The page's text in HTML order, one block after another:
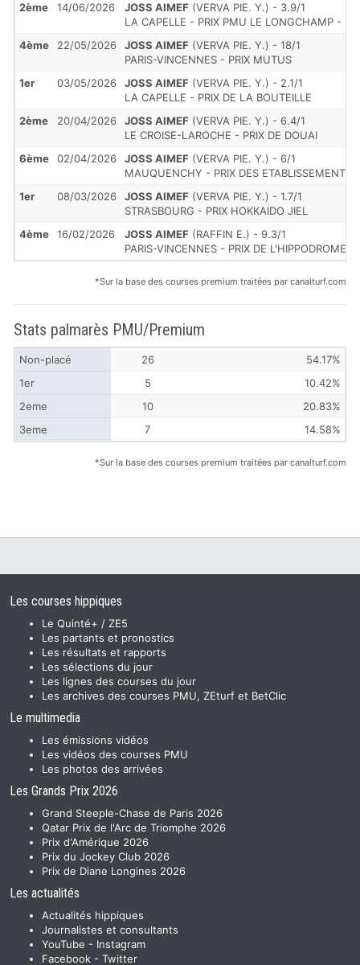
2ème
14/06/2026 JOSS AIMEF (VERVA PIE. Y.) - 3.9/1
LA CAPELLE - PRIX PMU LE LONGCHAMP - LA
4ème
22/05/2026 JOSS AIMEF (VERVA PIE. Y.) - 18/1
PARIS-VINCENNES - PRIX MUTUS
1er
03/05/2026 JOSS AIMEF (VERVA PIE. Y.) - 2.1/1
LA CAPELLE - PRIX DE LA BOUTEILLE
2ème
20/04/2026 JOSS AIMEF (VERVA PIE. Y.) - 6.4/1
LE CROISE-LAROCHE - PRIX DE DOUAI
6ème
02/04/2026 JOSS AIMEF (VERVA PIE. Y.) - 6/1
MAUQUENCHY - PRIX DES ETABLISSEMENTS
1er
08/03/2026 JOSS AIMEF (VERVA PIE. Y.) - 1.7/1
STRASBOURG - PRIX HOKKAIDO JIEL
4ème
16/02/2026 JOSS AIMEF (RAFFIN E.) - 9.3/1
PARIS-VINCENNES - PRIX DE L'HIPPODROME
*Sur la base des courses premium traitées par canalturf.com
Stats palmarès PMU/Premium
Non-placé 26
54.17%
1er
5
10.42%
2eme
10
20.83%
3eme
7 14.58%
*Sur la base des courses premium traitées par canalturf.com
Les courses hippiques
Le Quinté+ / ZE5
Les partants et pronostics
Les résultats et rapports
Les sélections du jour
Les lignes des courses du jour
Les archives des courses PMU, ZEturf et BetClic
Le multimedia
Les émissions vidéos
Les vidéos des courses PMU
Les photos des arrivées
Les Grands Prix 2026
Grand Steeple-Chase de Paris 2026
Qatar Prix de l'Arc de Triomphe 2026
Prix d'Amérique 2026
Prix du Jockey Club 2026
Prix de Diane Longines 2026
Les actualités
Actualités hippiques
Journalistes et consultants
YouTube - Instagram
Facebook - Twitter